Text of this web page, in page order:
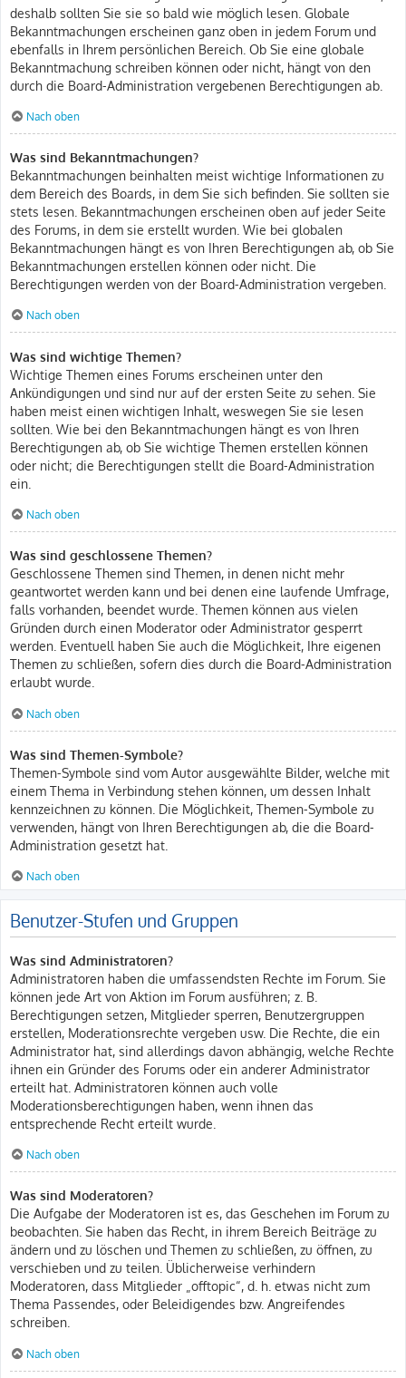
deshalb sollten Sie sie so bald wie möglich lesen. Globale
Bekanntmachungen erscheinen ganz oben in jedem Forum und
ebenfalls in Ihrem persönlichen Bereich. Ob Sie eine globale
Bekanntmachung schreiben können oder nicht, hängt von den
durch die Board-Administration vergebenen Berechtigungen ab.
Nach oben
Was sind Bekanntmachungen?
Bekanntmachungen beinhalten meist wichtige Informationen zu
dem Bereich des Boards, in dem Sie sich befinden. Sie sollten sie
stets lesen. Bekanntmachungen erscheinen oben auf jeder Seite
des Forums, in dem sie erstellt wurden. Wie bei globalen
Bekanntmachungen hängt es von Ihren Berechtigungen ab, ob Sie
Bekanntmachungen erstellen können oder nicht. Die
Berechtigungen werden von der Board-Administration vergeben.
Nach oben
Was sind wichtige Themen?
Wichtige Themen eines Forums erscheinen unter den
Ankündigungen und sind nur auf der ersten Seite zu sehen. Sie
haben meist einen wichtigen Inhalt, weswegen Sie sie lesen
sollten. Wie bei den Bekanntmachungen hängt es von Ihren
Berechtigungen ab, ob Sie wichtige Themen erstellen können
oder nicht; die Berechtigungen stellt die Board-Administration
ein.
Nach oben
Was sind geschlossene Themen?
Geschlossene Themen sind Themen, in denen nicht mehr
geantwortet werden kann und bei denen eine laufende Umfrage,
falls vorhanden, beendet wurde. Themen können aus vielen
Gründen durch einen Moderator oder Administrator gesperrt
werden. Eventuell haben Sie auch die Möglichkeit, Ihre eigenen
Themen zu schließen, sofern dies durch die Board-Administration
erlaubt wurde.
Nach oben
Was sind Themen-Symbole?
Themen-Symbole sind vom Autor ausgewählte Bilder, welche mit
einem Thema in Verbindung stehen können, um dessen Inhalt
kennzeichnen zu können. Die Möglichkeit, Themen-Symbole zu
verwenden, hängt von Ihren Berechtigungen ab, die die Board-
Administration gesetzt hat.
Nach oben
Benutzer-Stufen und Gruppen
Was sind Administratoren?
Administratoren haben die umfassendsten Rechte im Forum. Sie
können jede Art von Aktion im Forum ausführen; z. B.
Berechtigungen setzen, Mitglieder sperren, Benutzergruppen
erstellen, Moderationsrechte vergeben usw. Die Rechte, die ein
Administrator hat, sind allerdings davon abhängig, welche Rechte
ihnen ein Gründer des Forums oder ein anderer Administrator
erteilt hat. Administratoren können auch volle
Moderationsberechtigungen haben, wenn ihnen das
entsprechende Recht erteilt wurde.
Nach oben
Was sind Moderatoren?
Die Aufgabe der Moderatoren ist es, das Geschehen im Forum zu
beobachten. Sie haben das Recht, in ihrem Bereich Beiträge zu
ändern und zu löschen und Themen zu schließen, zu öffnen, zu
verschieben und zu teilen. Üblicherweise verhindern
Moderatoren, dass Mitglieder „offtopic“, d. h. etwas nicht zum
Thema Passendes, oder Beleidigendes bzw. Angreifendes
schreiben.
Nach oben